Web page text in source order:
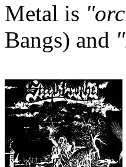
Metal is
Bangs) and